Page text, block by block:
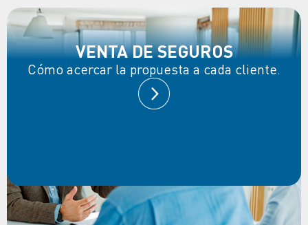
VENTA DE SEGUROS
Cómo acercar la propuesta a cada cliente.